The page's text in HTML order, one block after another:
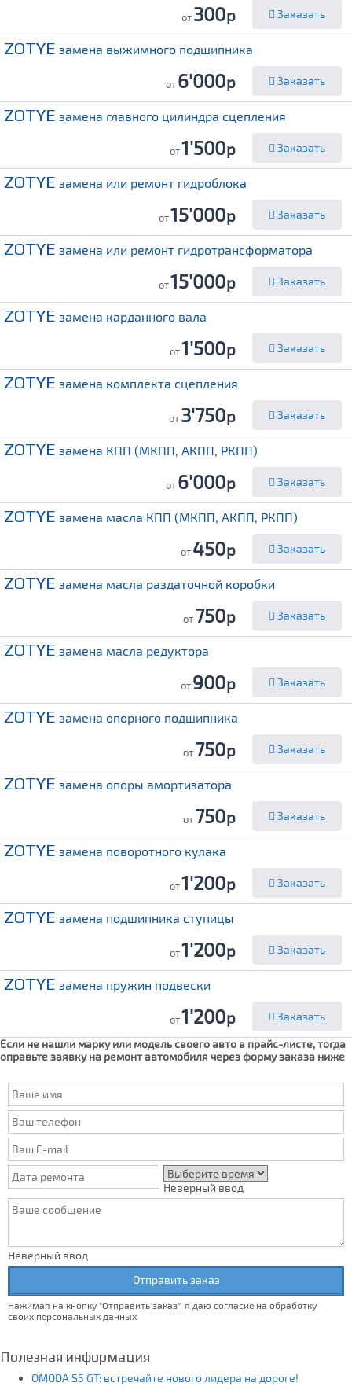
от300р Заказать
ZOTYE замена выжимного подшипника
от6'000р Заказать
ZOTYE замена главного цилиндра сцепления
от1'500р Заказать
ZOTYE замена или ремонт гидроблока
от15'000р Заказать
ZOTYE замена или ремонт гидротрансформатора
от15'000р Заказать
ZOTYE замена карданного вала
от1'500р Заказать
ZOTYE замена комплекта сцепления
от3'750р Заказать
ZOTYE замена КПП (МКПП, АКПП, РКПП)
от6'000р Заказать
ZOTYE замена масла КПП (МКПП, АКПП, РКПП)
от450р Заказать
ZOTYE замена масла раздаточной коробки
от750р Заказать
ZOTYE замена масла редуктора
от900р Заказать
ZOTYE замена опорного подшипника
от750р Заказать
ZOTYE замена опоры амортизатора
от750р Заказать
ZOTYE замена поворотного кулака
от1'200р Заказать
ZOTYE замена подшипника ступицы
от1'200р Заказать
ZOTYE замена пружин подвески
от1'200р Заказать
Если не нашли марку или модель своего авто в прайс-листе, тогда
оправьте заявку на ремонт автомобиля через форму заказа ниже
Неверный ввод
Неверный ввод
Отправить заказ
Нажимая на кнопку "Отправить заказ", я даю согласие на обработку
своих персональных данных
Полезная информация
OMODA S5 GT: встречайте нового лидера на дороге!